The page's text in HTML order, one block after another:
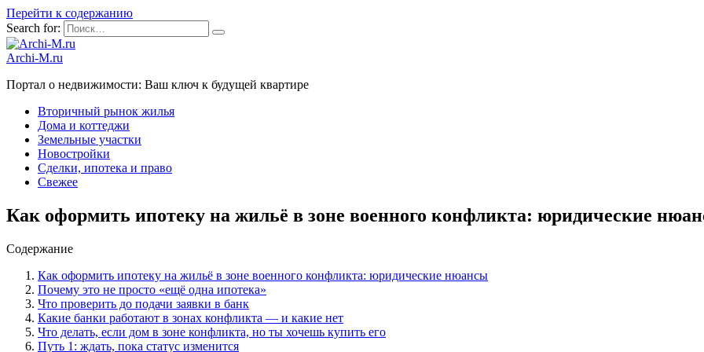
Перейти к содержанию
Search for:
Archi-M.ru
Портал о недвижимости: Ваш ключ к будущей квартире
Вторичный рынок жилья
Дома и коттеджи
Земельные участки
Новостройки
Сделки, ипотека и право
Свежее
Как оформить ипотеку на жильё в зоне военного конфликта: юридические
Содержание
Как оформить ипотеку на жильё в зоне военного конфликта: юридические нюансы
Почему это не просто «ещё одна ипотека»
Что проверить до подачи заявки в банк
Какие банки работают в зонах конфликта — и какие нет
Что делать, если дом в зоне конфликта, но ты хочешь купить его
Путь 1: ждать, пока статус изменится